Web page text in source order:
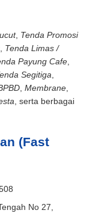
, Tenda Promosi
Tenda Limas /
Payung Cafe
Segitiga
Membrane
, serta berbagai
(Fast
No 27,